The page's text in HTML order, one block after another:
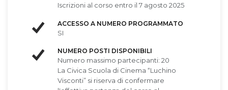
Iscrizioni al corso entro il 7 agosto 2025
ACCESSO A NUMERO PROGRAMMATO
SI
NUMERO POSTI DISPONIBILI
Numero massimo partecipanti: 20
La Civica Scuola di Cinema “Luchino
Visconti” si riserva di confermare